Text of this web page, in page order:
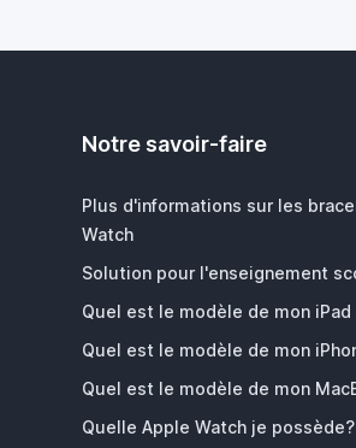
Notre savoir-faire
Plus d'informations sur les
Watch
Solution pour l'enseignement
Quel est le modèle de mon iPad
Quel est le modèle de mon
Quel est le modèle de mon
Quelle Apple Watch je possède?